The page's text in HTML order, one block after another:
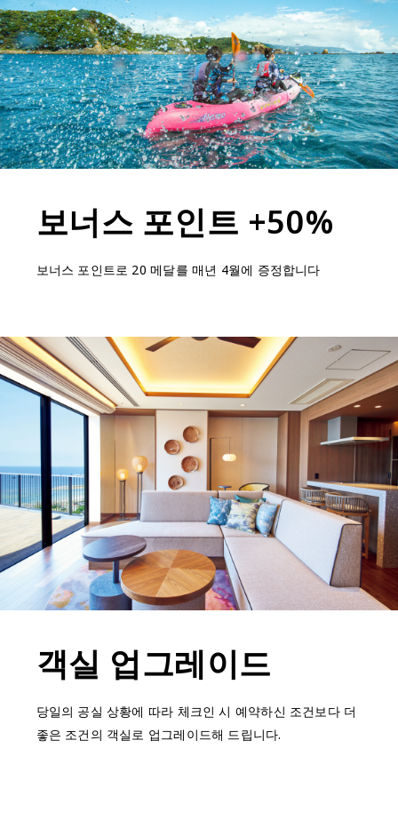
보너스 포인트 +50%
보너스 포인트로 20 메달를 매년 4월에 증정합니다
객실 업그레이드
당일의 공실 상황에 따라 체크인 시 예약하신 조건보다 더
좋은 조건의 객실로 업그레이드해 드립니다.